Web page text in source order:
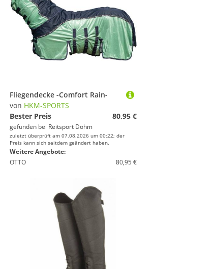
Fliegendecke -Comfort Rain-
von HKM-SPORTS
Bester Preis
80,95 €
gefunden bei Reitsport Dohm
zuletzt überprüft am 07.08.2026 um 00:22; der
Preis kann sich seitdem geändert haben.
Weitere Angebote:
OTTO
80,95 €